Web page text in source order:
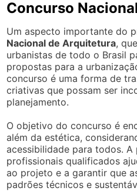
Concurso
Um aspecto importante do
Nacional de Arquitetura,
urbanistas de todo o Brasil
propostas para a
concurso é uma forma de
criativas que possam ser
planejamento.
O objetivo do concurso é
além da estética,
acessibilidade para todos.
profissionais qualificados
ao projeto e a garantir que
padrões técnicos e